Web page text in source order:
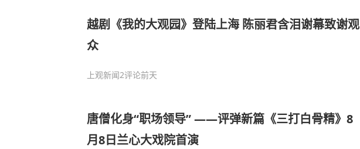
越剧《我的大观园》登陆上海 陈丽君含泪谢幕致谢观
众
上观新闻2评论前天
唐僧化身“职场领导” ——评弹新篇《三打白骨精》8
月8日兰心大戏院首演